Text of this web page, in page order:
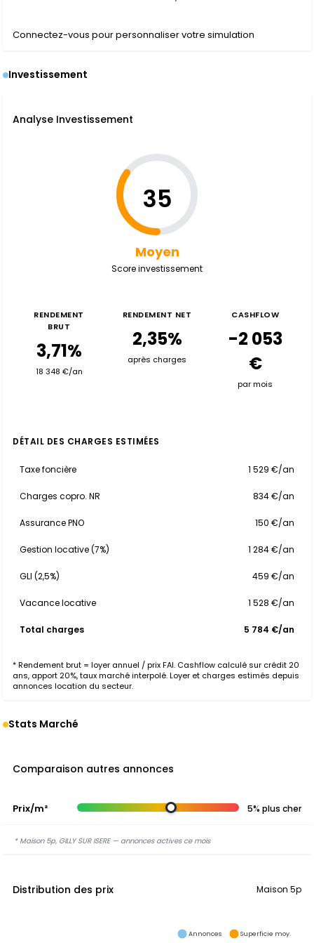
Connectez-vous pour personnaliser votre simulation
Investissement
Analyse Investissement
35
Moyen
Score investissement
RENDEMENT
BRUT
3,71%
18 348 €/an
RENDEMENT NET
2,35%
après charges
CASHFLOW
-2 053
€
par mois
DÉTAIL DES CHARGES ESTIMÉES
Taxe foncière 1 529 €/an
Charges copro. NR 834 €/an
Assurance PNO 150 €/an
Gestion locative (7%) 1 284 €/an
GLI (2,5%) 459 €/an
Vacance locative 1 528 €/an
Total charges 5 784 €/an
* Rendement brut = loyer annuel / prix FAI. Cashflow calculé sur crédit 20
ans, apport 20%, taux marché interpolé. Loyer et charges estimés depuis
annonces location du secteur.
Stats Marché
Comparaison autres annonces
Prix/m² 5% plus cher
* Maison 5p, GILLY SUR ISERE — annonces actives ce mois
Distribution des prix Maison 5p
Annonces Superficie moy.